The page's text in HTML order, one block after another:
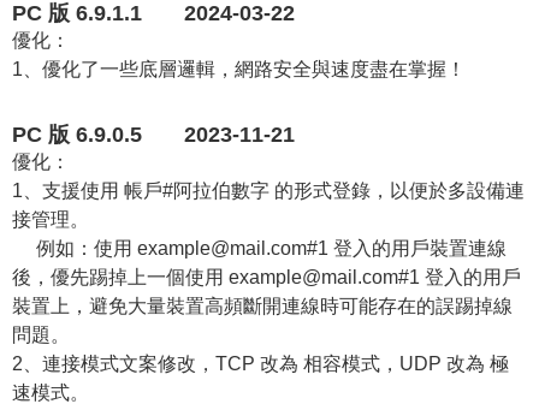
PC 版 6.9.1.1 2024-03-22
優化：
1、優化了一些底層邏輯，網路安全與速度盡在掌握！
PC 版 6.9.0.5 2023-11-21
優化：
1、支援使用 帳戶#阿拉伯數字 的形式登錄，以便於多設備連
接管理。
例如：使用 example@mail.com#1 登入的用戶裝置連線
後，優先踢掉上一個使用 example@mail.com#1 登入的用戶
裝置上，避免大量裝置高頻斷開連線時可能存在的誤踢掉線
問題。
2、連接模式文案修改，TCP 改為 相容模式，UDP 改為 極
速模式。